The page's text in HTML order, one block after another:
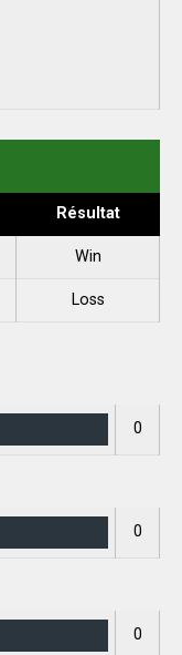
Résultat
Win
Loss
0
0
0